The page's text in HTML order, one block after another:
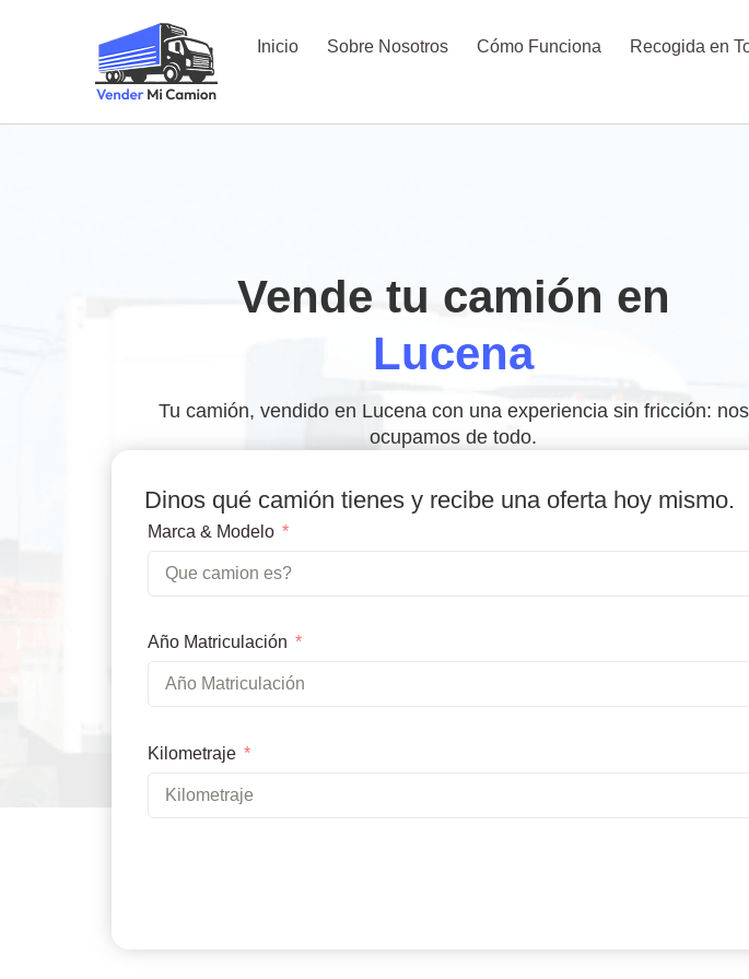
Inicio Sobre Nosotros Cómo Funciona Recogida en
Vende tu camión en
Lucena
Tu camión, vendido en Lucena con una experiencia sin fricción: nos
ocupamos de todo.
Dinos qué camión tienes y recibe una oferta hoy mismo.
Marca & Modelo
Año Matriculación
Kilometraje